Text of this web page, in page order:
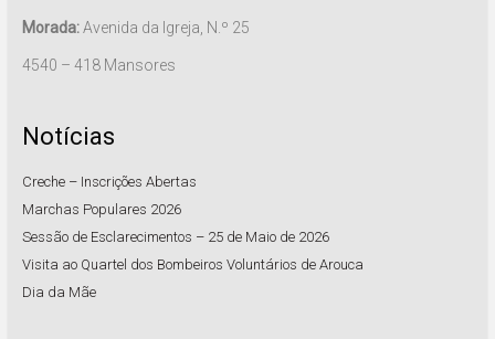
Morada:Avenida da Igreja, N.º 25
4540 – 418 Mansores
Notícias
Creche – Inscrições Abertas
Marchas Populares 2026
Sessão de Esclarecimentos – 25 de Maio de 2026
Visita ao Quartel dos Bombeiros Voluntários de Arouca
Dia da Mãe